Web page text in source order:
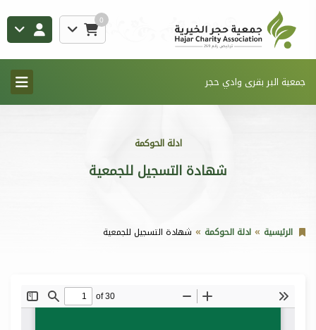
0
جمعية البر بقرى وادي حجر
ادلة الحوكمة
شهادة التسجيل للجمعية
الرئيسية ادلة الحوكمة شهادة التسجيل للجمعية